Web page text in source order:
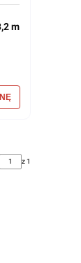
m
z 1